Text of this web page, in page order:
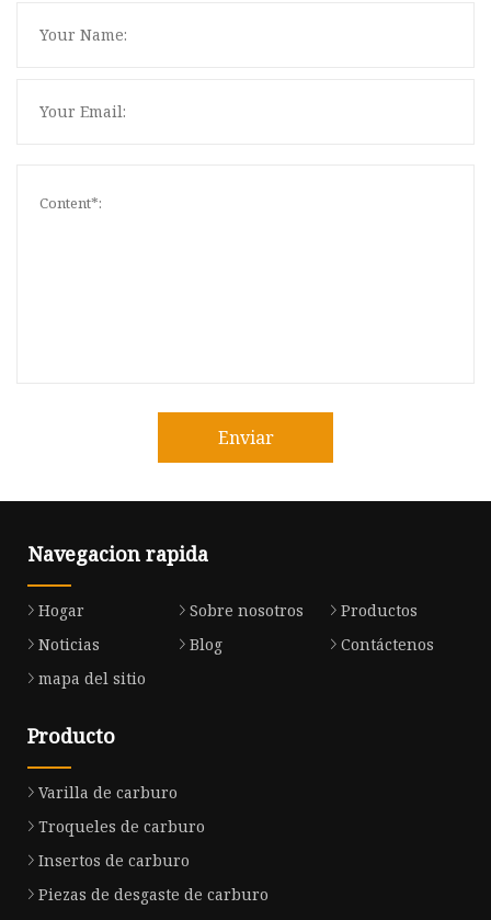
Enviar
Navegacion rapida
Hogar Sobre nosotros
Productos
Noticias
Blog
Contáctenos
mapa del sitio
Producto
Varilla de carburo
Troqueles de carburo
Insertos de carburo
Piezas de desgaste de carburo